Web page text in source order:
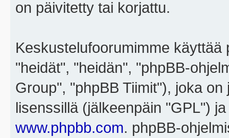
on päivitetty tai korjattu.
Keskustelufoorumimme
"heidät", "heidän", "phpBB-
Group", "phpBB Tiimit"), joka on
lisenssillä (jälkeenpäin "GPL")
www.phpbb.com. phpBB-